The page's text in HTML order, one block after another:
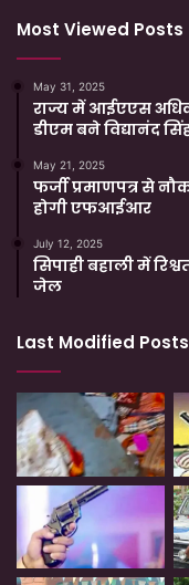
Most Viewed Posts
May 31, 2025
राज्य में आईएएस
डीएम बने विद्यानंद
May 21, 2025
फर्जी प्रमाणपत्र से
होगी एफआईआर
July 12, 2025
सिपाही बहाली में
जेल
Last Modified Posts